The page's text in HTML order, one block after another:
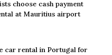
choose cash payment
at Mauritius airport
car rental in Portugal for